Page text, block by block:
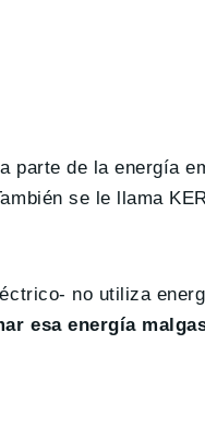
parte de la energía
se le llama
no utiliza
esa energía